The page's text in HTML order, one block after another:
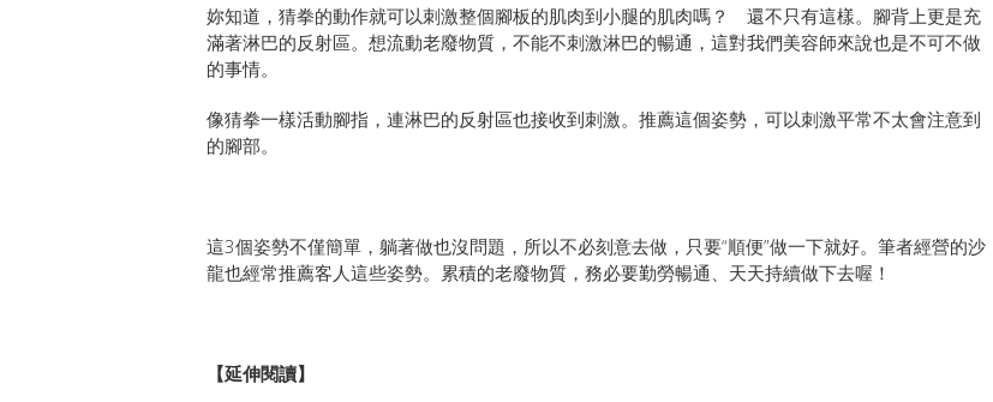
妳知道，猜拳的動作就可以刺激整個腳板的肌肉到小腿的肌肉嗎？ 還不只有這樣。腳背上更是充
滿著淋巴的反射區。想流動老廢物質，不能不刺激淋巴的暢通，這對我們美容師來說也是不可不做
的事情。
像猜拳一樣活動腳指，連淋巴的反射區也接收到刺激。推薦這個姿勢，可以刺激平常不太會注意到
的腳部。
這3個姿勢不僅簡單，躺著做也沒問題，所以不必刻意去做，只要“順便”做一下就好。筆者經營的沙
龍也經常推薦客人這些姿勢。累積的老廢物質，務必要勤勞暢通、天天持續做下去喔！
【延伸閱讀】